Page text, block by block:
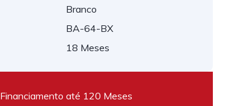
Branco
BA-64-BX
18 Meses
Financiamento até 120 Meses